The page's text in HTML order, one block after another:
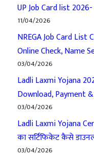
UP Job Card list
11/04/2026
NREGA Job Card
Online Check, Name
03/04/2026
Ladli Laxmi Yojana
Download, Payment
03/04/2026
Ladli Laxmi Yojana
का सर्टिफिकेट कैसे
03/04/2026